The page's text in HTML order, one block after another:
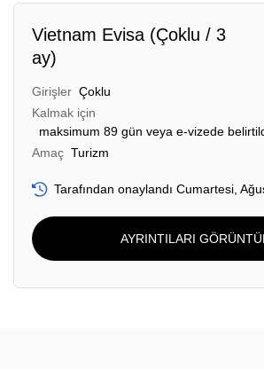
Vietnam Evisa (Çoklu / 3
ay)
Girişler Çoklu
Kalmak için
maksimum 89 gün veya e-vizede
Amaç Turizm
Tarafından onaylandı Cumartesi,
AYRINTILARI